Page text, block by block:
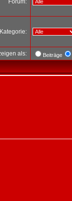
Forum:
Kategorie:
als: Beiträge